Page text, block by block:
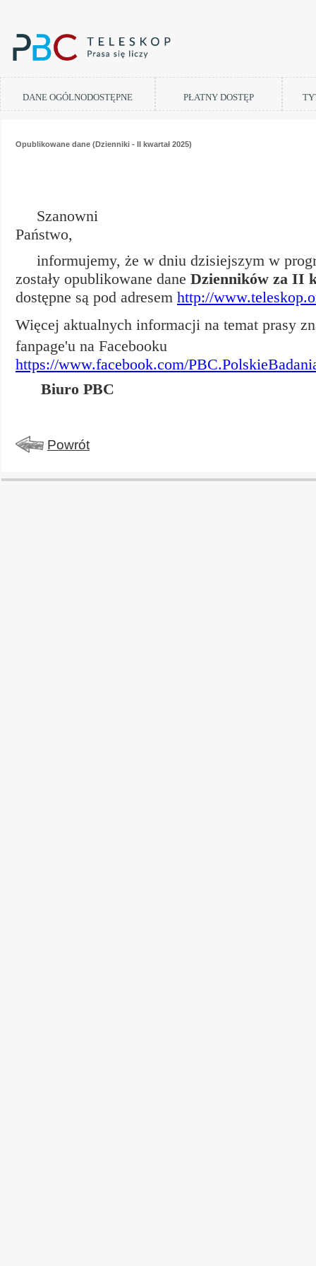
DANE OGÓLNODOSTĘPNE PŁATNY DOSTĘP
Opublikowane dane (Dzienniki - II kwartał 2025)
Szanowni
informujemy, że w dniu dzisiejszym w
zostały opublikowane dane Dzienników za II
dostępne są pod adresem http://
Więcej aktualnych informacji na temat prasy
fanpage'u na Facebooku
https://www.facebook.com/
Biuro PBC
Powrót